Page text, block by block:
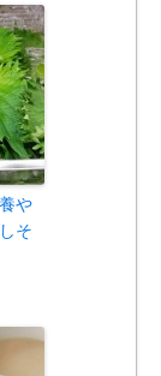
や
そ